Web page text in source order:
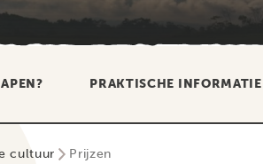
PRAKTISCHE INFORMATIE
cultuur Prijzen